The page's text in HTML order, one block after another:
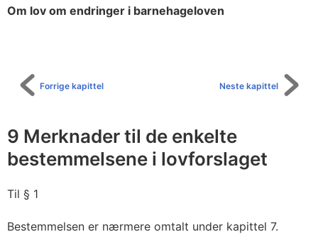
Om lov om endringer i barnehageloven
Neste kapittel
Forrige kapittel
9 Merknader til de enkelte
bestemmelsene i lovforslaget
Til § 1
Bestemmelsen er nærmere omtalt under kapittel 7.